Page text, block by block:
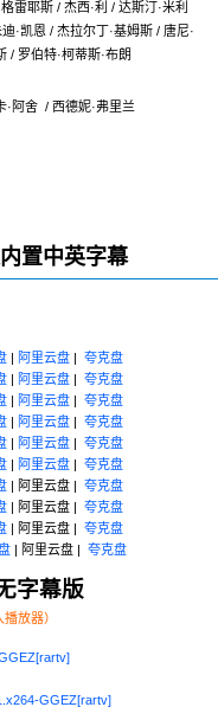
雷耶斯 / 杰西·利 / 达斯汀·米利
·凯恩 / 杰拉尔丁·基姆斯 / 唐尼·
/ 罗伯特·柯蒂斯·布朗
·阿舍 / 西德妮·弗里兰
置中英字幕
阿里云盘
夸克盘
阿里云盘
夸克盘
阿里云盘
夸克盘
阿里云盘
夸克盘
阿里云盘
夸克盘
阿里云盘
夸克盘
| 阿里云盘 | 夸克盘
| 阿里云盘 | 夸克盘
| 阿里云盘 | 夸克盘
| 阿里云盘 | 夸克盘
字幕版
放器）
GGEZ[rartv]